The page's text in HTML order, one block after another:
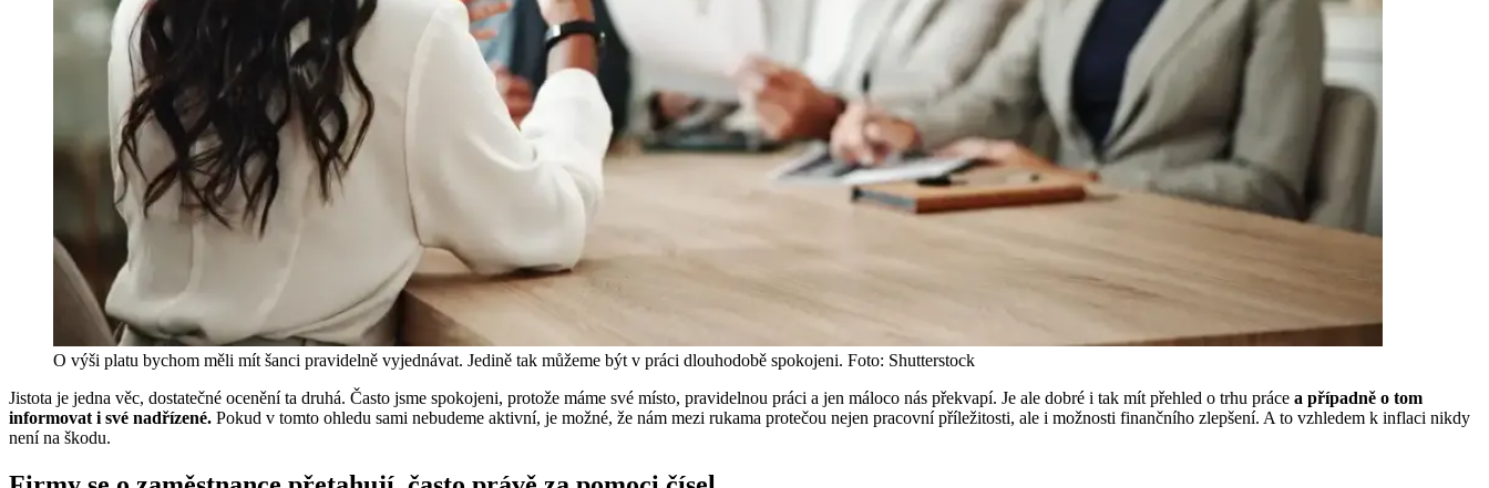
O výši platu bychom měli mít šanci pravidelně vyjednávat. Jedině tak můžeme být v práci dlouhodobě spokojeni. Foto: Shutterstock
Jistota je jedna věc, dostatečné ocenění ta druhá. Často jsme spokojeni, protože máme své místo, pravidelnou práci a jen máloco nás překvapí. Je ale dobré i tak mít přehled o trhu práce a případně o tom
informovat i své nadřízené. Pokud v tomto ohledu sami nebudeme aktivní, je možné, že nám mezi rukama protečou nejen pracovní příležitosti, ale i možnosti finančního zlepšení. A to vzhledem k inflaci nikdy
není na škodu.